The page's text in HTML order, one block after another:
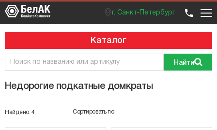
г. Санкт-Петербург
Розничный отдел
Вход / регистрация
Каталог
Найти
Недорогие подкатные домкраты
Найдено: 4 Сортировать по: